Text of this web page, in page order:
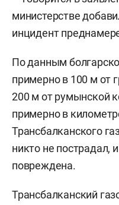
министерстве
инцидент
По данным
примерно в 100 м от
200 м от румынской
примерно в
Трансбалканского
никто не пострадал,
повреждена.
Трансбалканский